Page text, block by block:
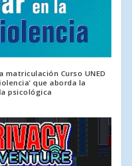
matriculación Curso UNED
que aborda la
psicológica